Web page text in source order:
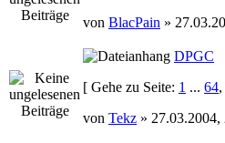
von BlacPain »
DPGC
[ Gehe zu Seite: 1 ... 64,
von Tekz » 27.03.2004,